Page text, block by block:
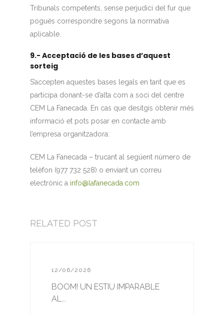
Tribunals competents, sense perjudici del fur que
pogués correspondre segons la normativa
aplicable.
9.- Acceptació de les bases d’aquest
sorteig
S’accepten aquestes bases legals en tant que es
participa donant-se d’alta com a soci del centre
CEM La Fanecada. En cas que desitgis obtenir més
informació et pots posar en contacte amb
l’empresa organitzadora:
CEM La Fanecada – trucant al següent número de
telèfon (977 732 528) o enviant un correu
electrònic a info@lafanecada.com
RELATED POST
12/06/2026
BOOM! UN ESTIU IMPARABLE
AL...